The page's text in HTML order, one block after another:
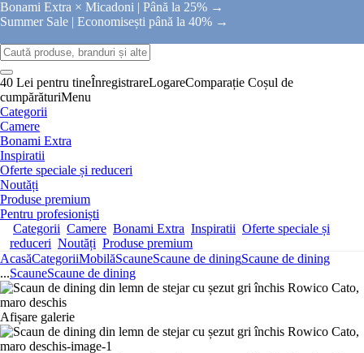
Bonami Extra × Micadoni | Până la 25% →
Summer Sale | Economisești până la 40% →
40 Lei pentru tineÎnregistrareLogareComparație Coșul de
cumpărăturiMenu
Categorii
Camere
Bonami Extra
Inspiratii
Oferte speciale și reduceri
Noutăți
Produse premium
Pentru profesioniști
Categorii Camere Bonami Extra Inspiratii Oferte speciale și
reduceri Noutăți Produse premium
AcasăCategoriiMobilăScauneScaune de diningScaune de dining
...ScauneScaune de dining
Afișare galerie